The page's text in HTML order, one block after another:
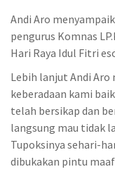
Andi Aro
pengurus Komnas
Hari Raya Idul Fitri
Lebih lanjut Andi Aro
keberadaan kami
telah bersikap dan
langsung mau tidak
Tupoksinya sehari-
dibukakan pintu